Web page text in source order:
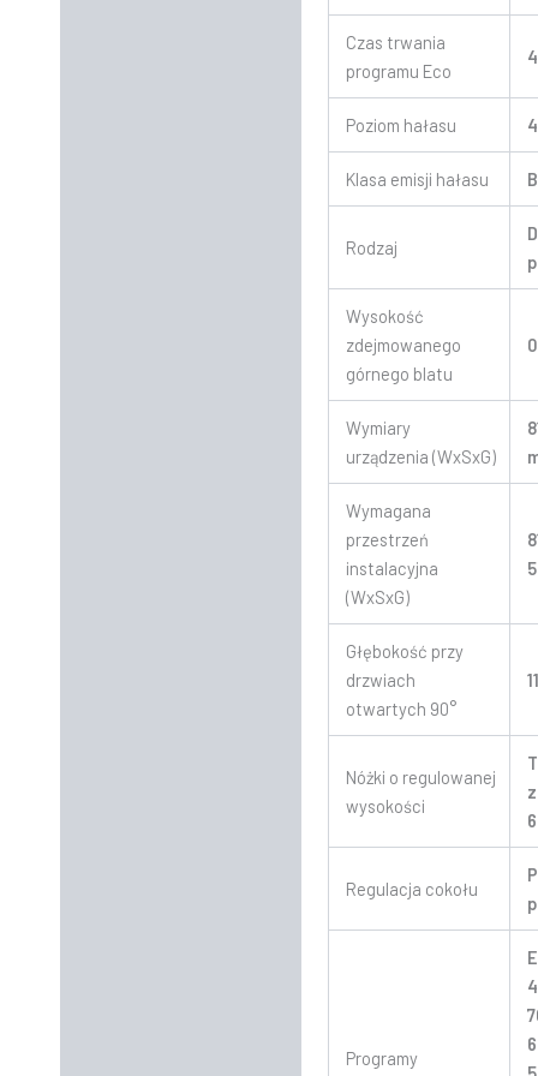
Czas trwania
programu Eco
Poziom hałasu
Klasa emisji hałasu B
Rodzaj
Wysokość
zdejmowanego
górnego blatu
Wymiary
urządzenia (WxSxG)
Wymagana
przestrzeń
instalacyjna
(WxSxG)
Głębokość przy
drzwiach
otwartych 90°
Nóżki o regulowanej
wysokości
Regulacja cokołu
Programy